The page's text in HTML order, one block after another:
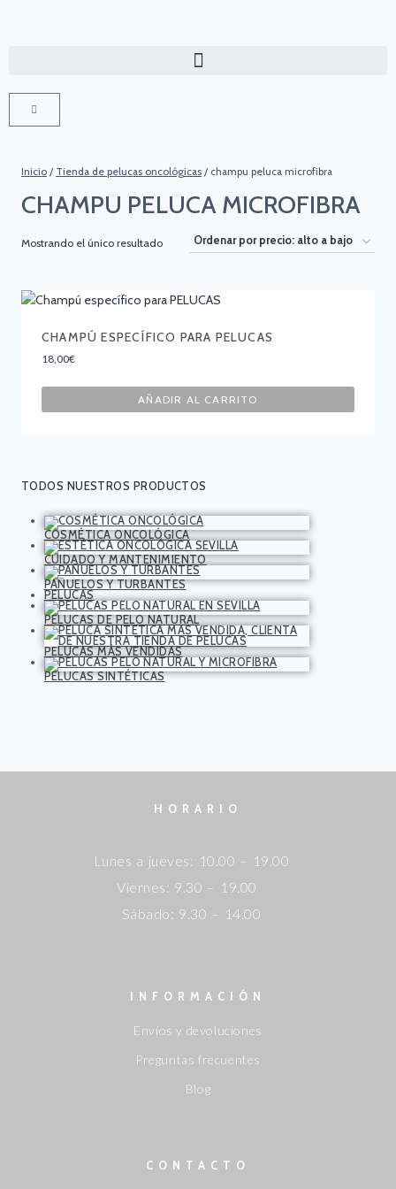
Inicio / Tienda de pelucas oncológicas / champu peluca microfibra
CHAMPU PELUCA MICROFIBRA
Mostrando el único resultado
CHAMPÚ ESPECÍFICO PARA PELUCAS
18,00€
AÑADIR AL CARRITO
TODOS NUESTROS PRODUCTOS
COSMÉTICA ONCOLÓGICA
CUIDADO Y MANTENIMIENTO
PAÑUELOS Y TURBANTES
PELUCAS
PELUCAS DE PELO NATURAL
PELUCAS MÁS VENDIDAS
PELUCAS SINTÉTICAS
HORARIO
Lunes a jueves: 10.00 – 19.00
Viernes: 9.30 – 19.00
Sábado: 9.30 – 14.00
INFORMACIÓN
Envíos y devoluciones
Preguntas frecuentes
Blog
CONTACTO